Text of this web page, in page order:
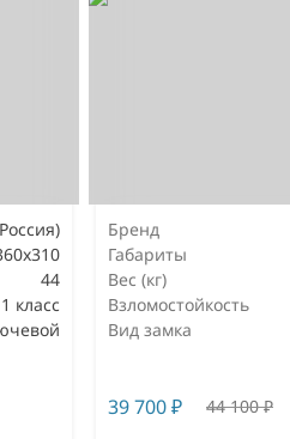
44
1 класс
Бренд
Габариты
Вес (кг)
Взломостойкость
Вид замка
39 700₽ 44 100₽